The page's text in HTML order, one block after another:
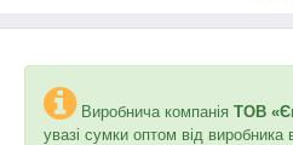
Виробнича компанія ТОВ
увазі сумки оптом від виробника